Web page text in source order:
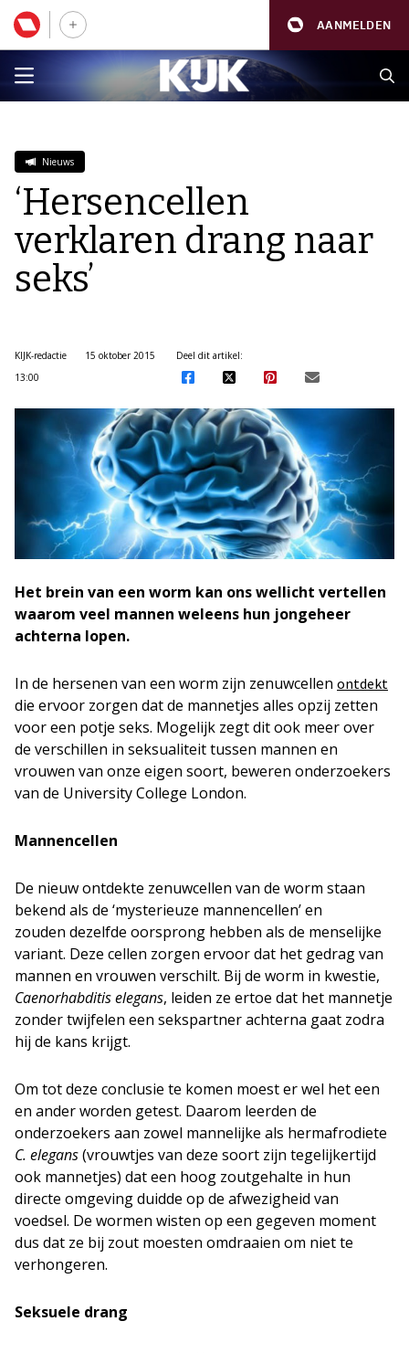
AANMELDEN
Nieuws
‘Hersencellen
verklaren drang naar
seks’
KIJK-redactie
15 oktober 2015
13:00
Deel dit artikel:
Het brein van een worm kan ons wellicht vertellen
waarom veel mannen weleens hun jongeheer
achterna lopen.
In de hersenen van een worm zijn zenuwcellen ontdekt
die ervoor zorgen dat de mannetjes alles opzij zetten
voor een potje seks. Mogelijk zegt dit ook meer over
de verschillen in seksualiteit tussen mannen en
vrouwen van onze eigen soort, beweren onderzoekers
van de University College London.
Mannencellen
De nieuw ontdekte zenuwcellen van de worm staan
bekend als de ‘mysterieuze mannencellen’ en
zouden dezelfde oorsprong hebben als de menselijke
variant. Deze cellen zorgen ervoor dat het gedrag van
mannen en vrouwen verschilt. Bij de worm in kwestie,
Caenorhabditis elegans, leiden ze ertoe dat het mannetje
zonder twijfelen een sekspartner achterna gaat zodra
hij de kans krijgt.
Om tot deze conclusie te komen moest er wel het een
en ander worden getest. Daarom leerden de
onderzoekers aan zowel mannelijke als hermafrodiete
C. elegans(vrouwtjes van deze soort zijn tegelijkertijd
ook mannetjes) dat een hoog zoutgehalte in hun
directe omgeving duidde op de afwezigheid van
voedsel. De wormen wisten op een gegeven moment
dus dat ze bij zout moesten omdraaien om niet te
verhongeren.
Seksuele drang